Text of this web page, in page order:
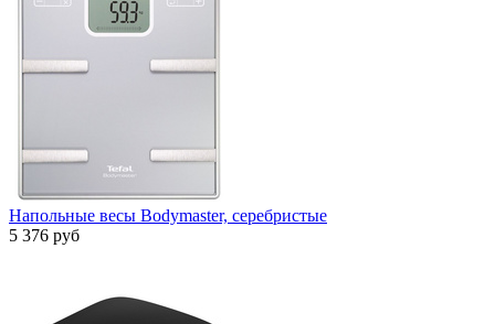
Напольные весы Bodymaster, серебристые
5 376 руб